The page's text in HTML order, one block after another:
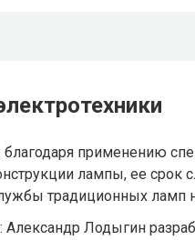
благодаря применению
лампы, ее срок
традиционных ламп
Александр Лодыгин